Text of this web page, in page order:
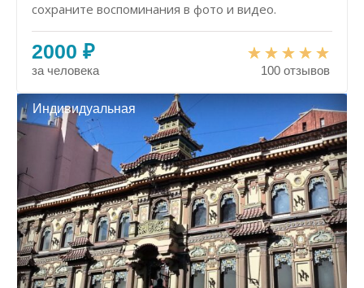
сохраните воспоминания в фото и видео.
2000 ₽
за человека 100 отзывов
Индивидуальная